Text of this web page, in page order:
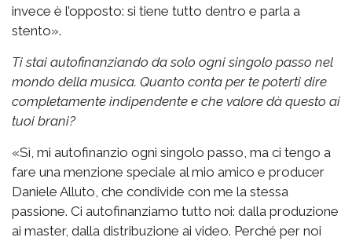
invece è l’opposto: si tiene tutto dentro e parla a
stento».
Ti stai autofinanziando da solo ogni singolo passo nel
mondo della musica. Quanto conta per te poterti dire
completamente indipendente e che valore dà questo ai
tuoi brani?
«Sì, mi autofinanzio ogni singolo passo, ma ci tengo a
fare una menzione speciale al mio amico e producer
Daniele Alluto, che condivide con me la stessa
passione. Ci autofinanziamo tutto noi: dalla produzione
ai master, dalla distribuzione ai video. Perché per noi